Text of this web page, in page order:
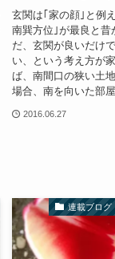
玄関は｢家の顔｣と例
南巽方位｣が最良と昔
だ、玄関が良いだけ
い、という考え方が
ば、南間口の狭い土
場合、南を向いた部
2016.06.27
連載ブログ